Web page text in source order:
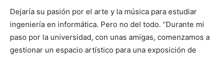
Dejaría su pasión por el arte y la música para estudiar
ingeniería en informática. Pero no del todo. “Durante mi
paso por la universidad, con unas amigas, comenzamos a
gestionar un espacio artístico para una exposición de